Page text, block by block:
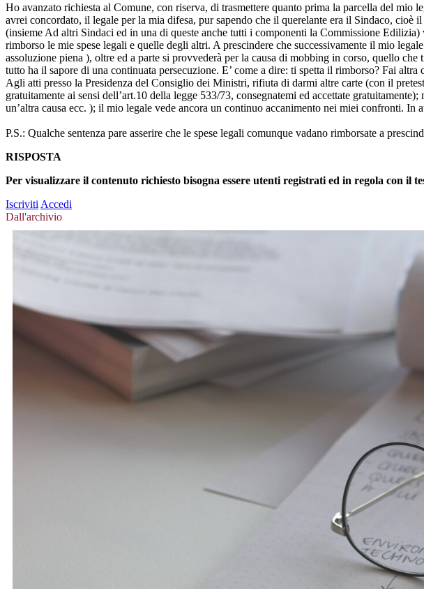
Ho avanzato richiesta al Comune, con riserva, di trasmettere quanto prima la parcella del mio
avrei concordato, il legale per la mia difesa, pur sapendo che il querelante era il Sindaco,
(insieme Ad altri Sindaci ed in una di queste anche tutti i componenti la Commissione
rimborso le mie spese legali e quelle degli altri. A prescindere che successivamente il mio
assoluzione piena ), oltre ed a parte si provvederà per la causa di mobbing in corso, quello
tutto ha il sapore di una continuata persecuzione. E’ come a dire: ti spetta il rimborso? Fai
Agli atti presso la Presidenza del Consiglio dei Ministri, rifiuta di darmi altre carte (con il
gratuitamente ai sensi dell’art.10 della legge 533/73, consegnatemi ed accettate
un’altra causa ecc. ); il mio legale vede ancora un continuo accanimento nei miei confronti. In
P.S.: Qualche sentenza pare asserire che le spese legali comunque vadano rimborsate a
RISPOSTA
Per visualizzare il contenuto richiesto bisogna essere utenti registrati ed in regola con il
Iscriviti Accedi
Dall'archivio